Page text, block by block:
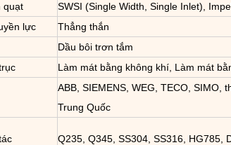
quạt
SWSI (Single Width, Single Inlet),
lực
Thẳng thắn
Dầu bôi trơn tắm
Làm mát bằng không khí, Làm mát
ABB, SIEMENS, WEG, TECO, SIMO,
Trung Quốc
Q235, Q345, SS304, SS316, HG785,